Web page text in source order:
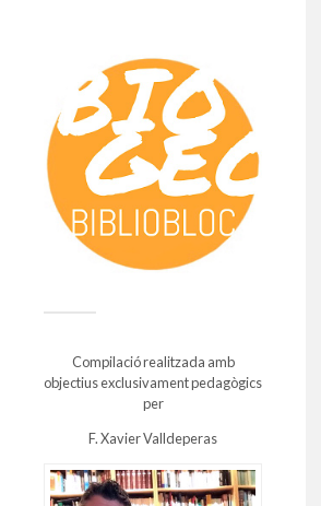
Compilació realitzada amb
objectius exclusivament pedagògics
per
F. Xavier Valldeperas